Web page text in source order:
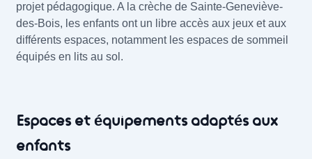
projet pédagogique. A la crèche de Sainte-Geneviève-
des-Bois, les enfants ont un libre accès aux jeux et aux
différents espaces, notamment les espaces de sommeil
équipés en lits au sol.
Espaces et équipements adaptés aux
enfants